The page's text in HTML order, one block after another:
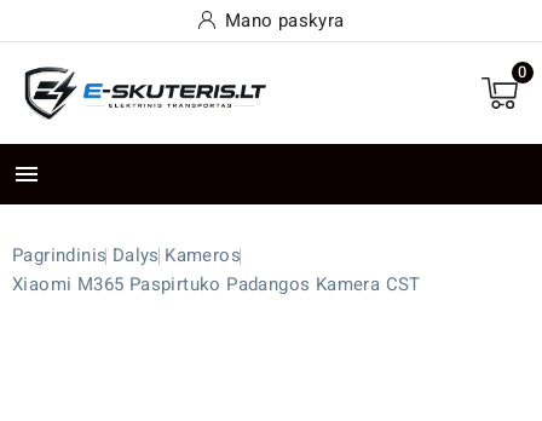
Mano paskyra
0

Pagrindinis Dalys Kameros
Xiaomi M365 Paspirtuko Padangos Kamera CST